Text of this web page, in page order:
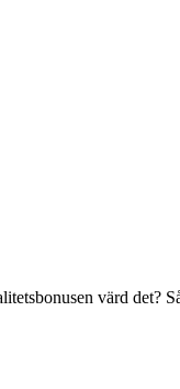
värd det?